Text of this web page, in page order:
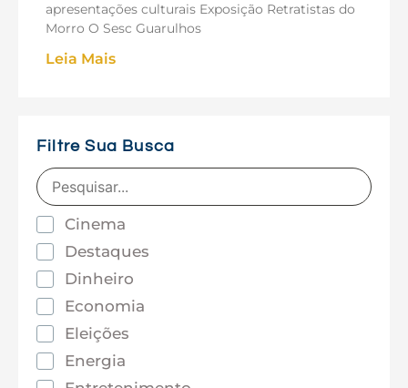
apresentações culturais Exposição Retratistas do
Morro O Sesc Guarulhos
Leia Mais
Filtre Sua Busca
Cinema
Destaques
Dinheiro
Economia
Eleições
Energia